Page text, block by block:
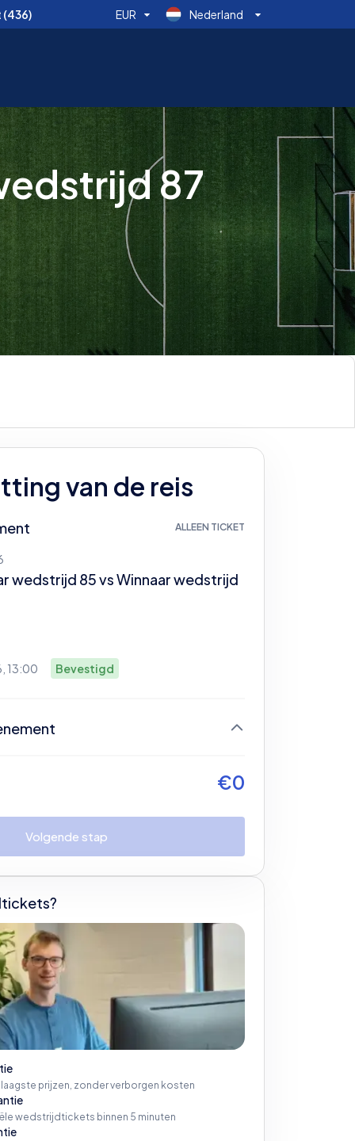
(436) EUR Nederland
87
van de reis
ALLEEN TICKET
wedstrijd 85vsWinnaar wedstrijd
13:00
Bevestigd
€0
Volgende stap
prijzen, zonder verborgen kosten
wedstrijdtickets binnen 5 minuten